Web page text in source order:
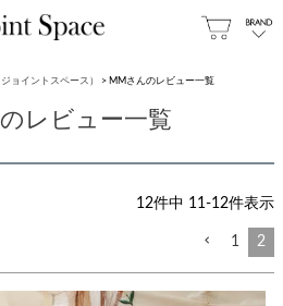
ョイントスペース） MMさんのレビュー一覧
レビュー一覧
12件中 11-12件表示
1 2